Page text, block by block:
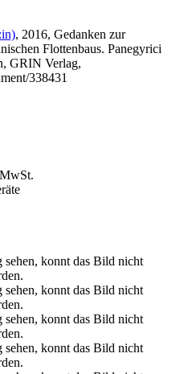
, 2016, Gedanken zur
Flottenbaus. Panegyrici
GRIN Verlag,
338431